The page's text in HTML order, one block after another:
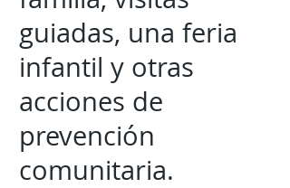
guiadas, una feria
infantil y otras
acciones de
prevención
comunitaria.